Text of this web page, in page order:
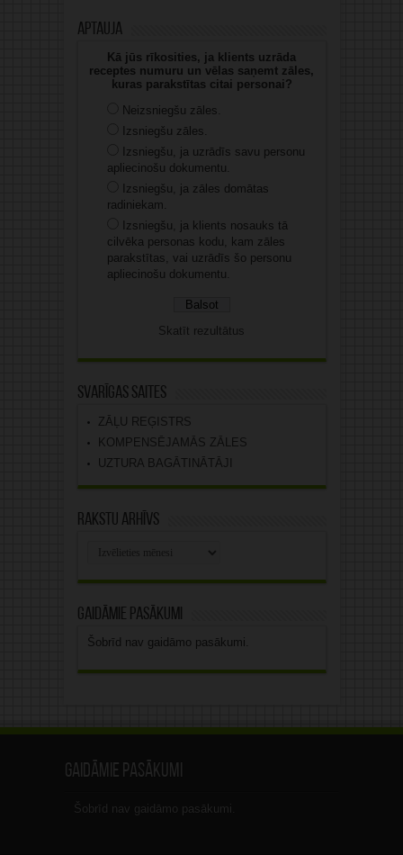
Aptauja
Kā jūs rīkosities, ja klients uzrāda
receptes numuru un vēlas saņemt zāles,
kuras parakstītas citai personai?
Neizsniegšu zāles.
Izsniegšu zāles.
Izsniegšu, ja uzrādīs savu personu
apliecinošu dokumentu.
Izsniegšu, ja zāles domātas
radiniekam.
Izsniegšu, ja klients nosauks tā
cilvēka personas kodu, kam zāles
parakstītas, vai uzrādīs šo personu
apliecinošu dokumentu.
Skatīt rezultātus
Svarīgas saites
ZĀĻU REĢISTRS
KOMPENSĒJAMĀS ZĀLES
UZTURA BAGĀTINĀTĀJI
Rakstu arhīvs
Gaidāmie pasākumi
Šobrīd nav gaidāmo pasākumi.
Gaidāmie pasākumi
Šobrīd nav gaidāmo pasākumi.